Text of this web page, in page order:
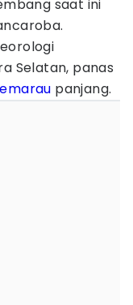
saat ini
Selatan, panas
panjang.